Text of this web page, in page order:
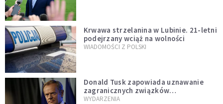
Krwawa strzelanina w Lubinie. 21-letni
podejrzany wciąż na wolności
WIADOMOŚCI Z POLSKI
Donald Tusk zapowiada uznawanie
zagranicznych związków
jednopłciowych. "Państwo oblało ten
WYDARZENIA